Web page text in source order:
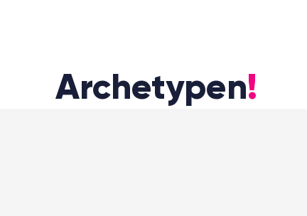
Archetypen!